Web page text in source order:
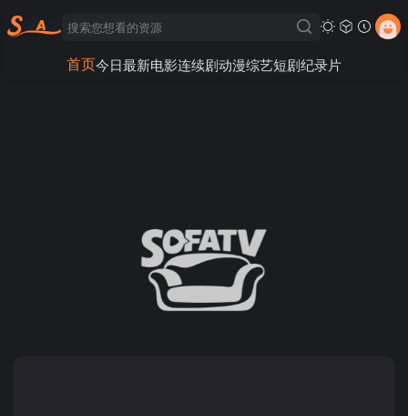
首页今日最新电影连续剧动漫综艺短剧纪录片